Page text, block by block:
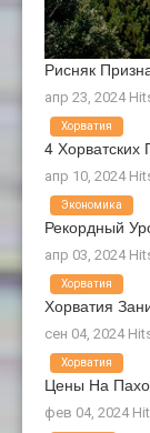
Рисняк
апр 23, 2024
4
апр 10, 2024
Хорватия
Рекордный
апр 03, 2024
Экономика
Хорватия
сен 04, 2024
Хорватия
Цены На
фев 04, 2024
Хорватия